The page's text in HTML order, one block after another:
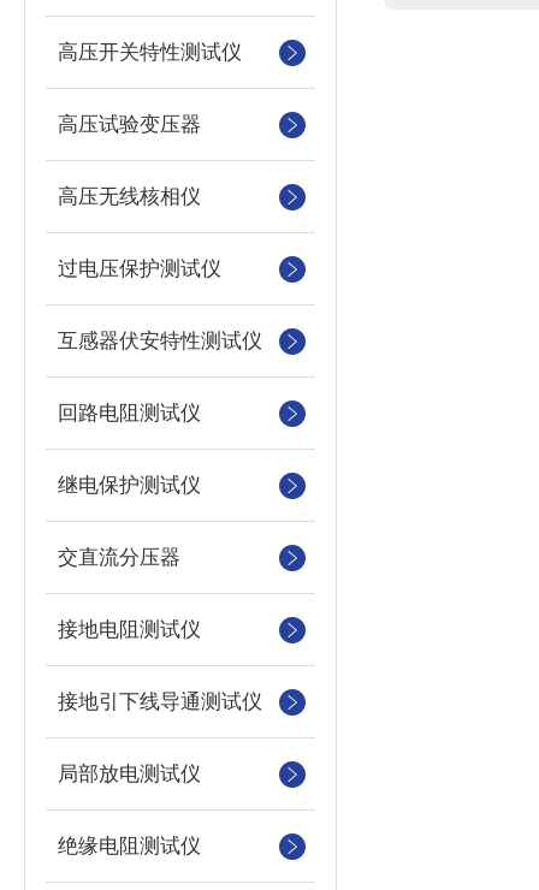
高压开关特性测试仪
高压试验变压器
高压无线核相仪
过电压保护测试仪
互感器伏安特性测试仪
回路电阻测试仪
继电保护测试仪
交直流分压器
接地电阻测试仪
接地引下线导通测试仪
局部放电测试仪
绝缘电阻测试仪